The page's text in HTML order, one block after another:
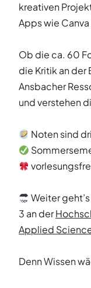
kreativen
Apps wie
Ob die ca. 60
die Kritik an der
Ansbacher
und verstehen
Noten sind
Weiter
3 an der
Applied
Denn Wissen